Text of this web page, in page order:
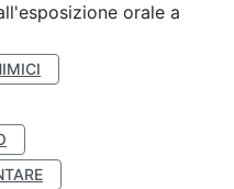
orale a